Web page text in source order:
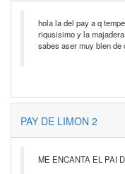
hola la del pay a q
riqusisimo y la
sabes aser muy bien de
PAY DE LIMON 2
ME ENCANTA EL PAI